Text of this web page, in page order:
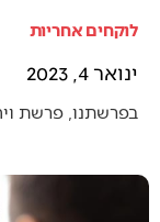
לוקחים אחריות
ינואר 4, 2023
בפרשתנו, פרשת